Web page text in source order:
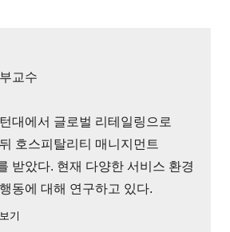
교수
대에서 글로벌 리테일링으로
호스피탈리티 매니지먼트
받았다. 현재 다양한 서비스 환경
동에 대해 연구하고 있다.
기